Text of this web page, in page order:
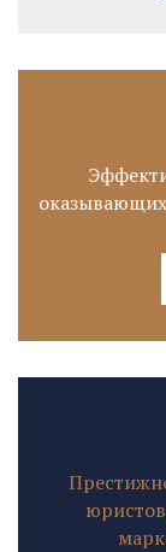
оказывающих